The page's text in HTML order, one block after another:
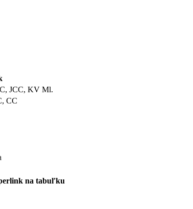
JCC, KV Ml.
CC
na tabuľku